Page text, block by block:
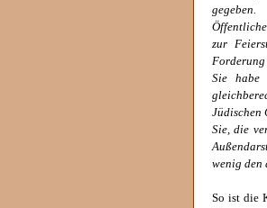
gegeben.
zur
Forderung
Sie habe
Jüdischen
Sie, die
wenig den
So ist die